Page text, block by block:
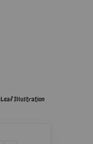
Leaf Illustration